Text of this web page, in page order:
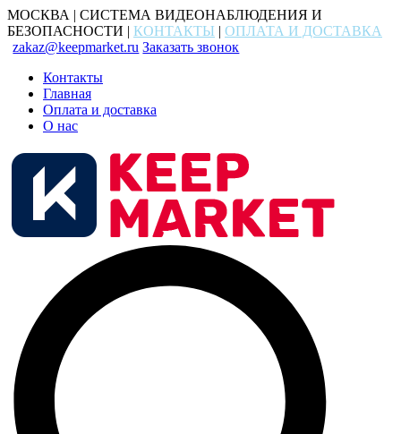
МОСКВА | СИСТЕМА ВИДЕОНАБЛЮДЕНИЯ И
БЕЗОПАСНОСТИ | КОНТАКТЫ | ОПЛАТА И ДОСТАВКА
zakaz@keepmarket.ru Заказать звонок
Контакты
Главная
Оплата и доставка
О нас